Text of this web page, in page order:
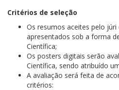
Critérios de seleção
Os resumos aceites pelo
apresentados sob a forma
Científica;
Os posters digitais serão
Científica, sendo atribuído
A avaliação será feita de
critérios: